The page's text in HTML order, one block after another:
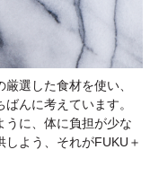
選した食材を使い、
んに考えています。
うに、体に負担が少な
しよう、それがFUKU＋